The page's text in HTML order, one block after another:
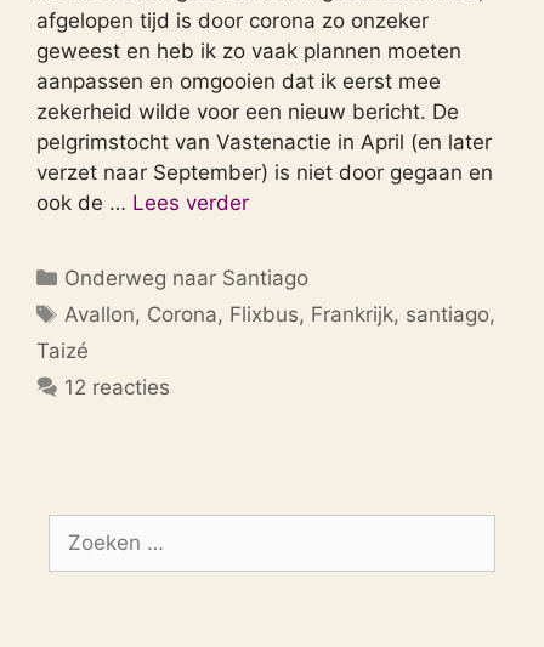
afgelopen tijd is door corona zo onzeker
geweest en heb ik zo vaak plannen moeten
aanpassen en omgooien dat ik eerst mee
zekerheid wilde voor een nieuw bericht. De
pelgrimstocht van Vastenactie in April (en later
verzet naar September) is niet door gegaan en
ook de … Lees verder
Categorieën
Onderweg naar Santiago
Tags
Avallon, Corona, Flixbus, Frankrijk, santiago,
Taizé
12 reacties
naar: